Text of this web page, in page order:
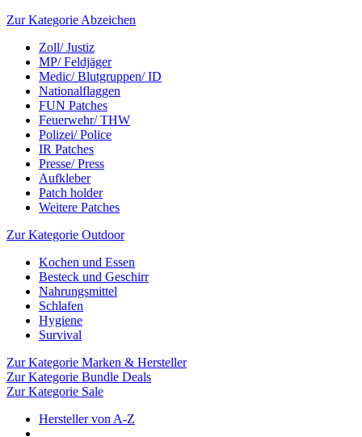
Zur Kategorie Abzeichen
Zoll/ Justiz
MP/ Feldjäger
Medic/ Blutgruppen/ ID
Nationalflaggen
FUN Patches
Feuerwehr/ THW
Polizei/ Police
IR Patches
Presse/ Press
Aufkleber
Patch holder
Weitere Patches
Zur Kategorie Outdoor
Kochen und Essen
Besteck und Geschirr
Nahrungsmittel
Schlafen
Hygiene
Survival
Zur Kategorie Marken & Hersteller
Zur Kategorie Bundle Deals
Zur Kategorie Sale
Hersteller von A-Z